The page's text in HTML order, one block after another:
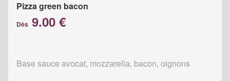
Pizza green bacon
Dès 9.00 €
Base sauce avocat, mozzarella, bacon, oignons